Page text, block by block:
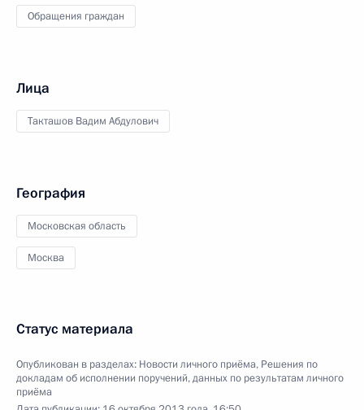
Обращения граждан
Лица
Такташов Вадим Абдулович
География
Московская область
Москва
Статус материала
Опубликован в разделах: Новости личного приёма, Решения по
докладам об исполнении поручений, данных по результатам личного
приёма